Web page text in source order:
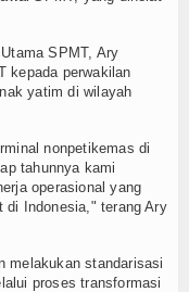
SPMT, Ary
kepada perwakilan
yatim di wilayah
nonpetikemas di
tahunnya kami
operasional yang
di Indonesia," terang Ary
melakukan standarisasi
proses transformasi